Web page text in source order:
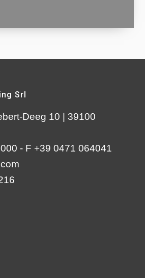
Srl
Deeg 10 | 39100
- F +39 0471 064041